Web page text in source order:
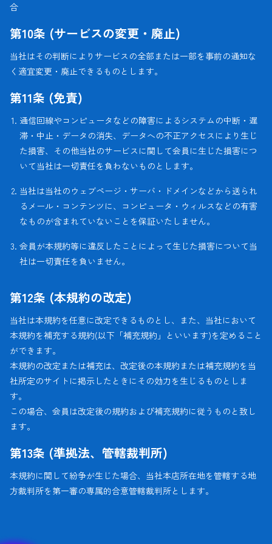
合
第10条 (サービスの変更・廃止)
当社はその判断によりサービスの全部または一部を事前の通知な
く適宜変更・廃止できるものとします。
第11条 (免責)
通信回線やコンピュータなどの障害によるシステムの中断・遅
滞・中止・データの消失、データへの不正アクセスにより生じ
た損害、その他当社のサービスに関して会員に生じた損害につ
いて当社は一切責任を負わないものとします。
当社は当社のウェブページ・サーバ・ドメインなどから送られ
るメール・コンテンツに、コンピュータ・ウィルスなどの有害
なものが含まれていないことを保証いたしません。
会員が本規約等に違反したことによって生じた損害について当
社は一切責任を負いません。
第12条 (本規約の改定)
当社は本規約を任意に改定できるものとし、また、当社において
本規約を補充する規約(以下「補充規約」といいます)を定めること
ができます。
本規約の改定または補充は、改定後の本規約または補充規約を当
社所定のサイトに掲示したときにその効力を生じるものとしま
す。
この場合、会員は改定後の規約および補充規約に従うものと致し
ます。
第13条 (準拠法、管轄裁判所)
本規約に関して紛争が生じた場合、当社本店所在地を管轄する地
方裁判所を第一審の専属的合意管轄裁判所とします。